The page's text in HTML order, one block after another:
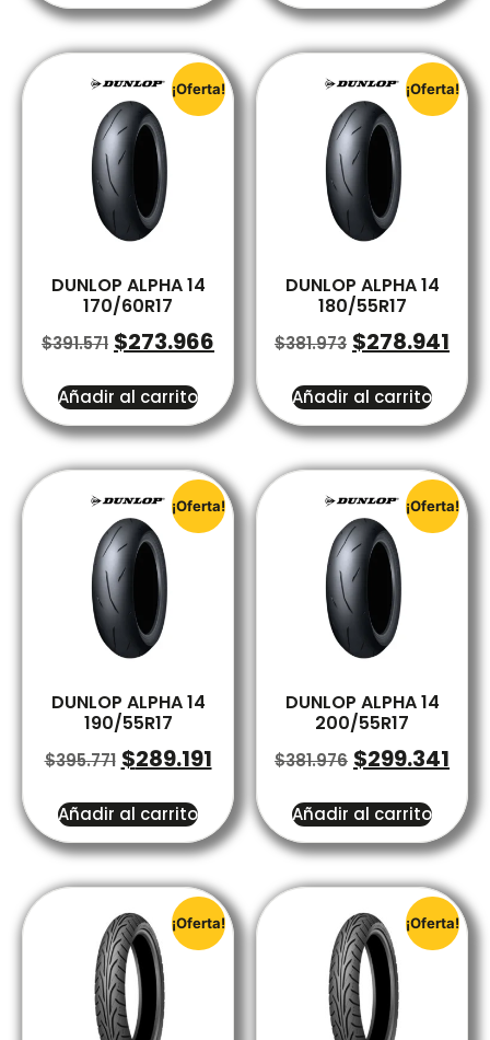
¡Oferta!
DUNLOP ALPHA 14
170/60R17
$391.571 $273.966
Añadir al carrito
¡Oferta!
DUNLOP ALPHA 14
180/55R17
$381.973 $278.941
Añadir al carrito
¡Oferta!
DUNLOP ALPHA 14
190/55R17
$395.771 $289.191
Añadir al carrito
¡Oferta!
DUNLOP ALPHA 14
200/55R17
$381.976 $299.341
Añadir al carrito
¡Oferta! ¡Oferta!